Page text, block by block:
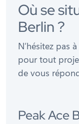
Où se
Berlin ?
N’hésitez pas
pour tout
de vous
Peak Ace